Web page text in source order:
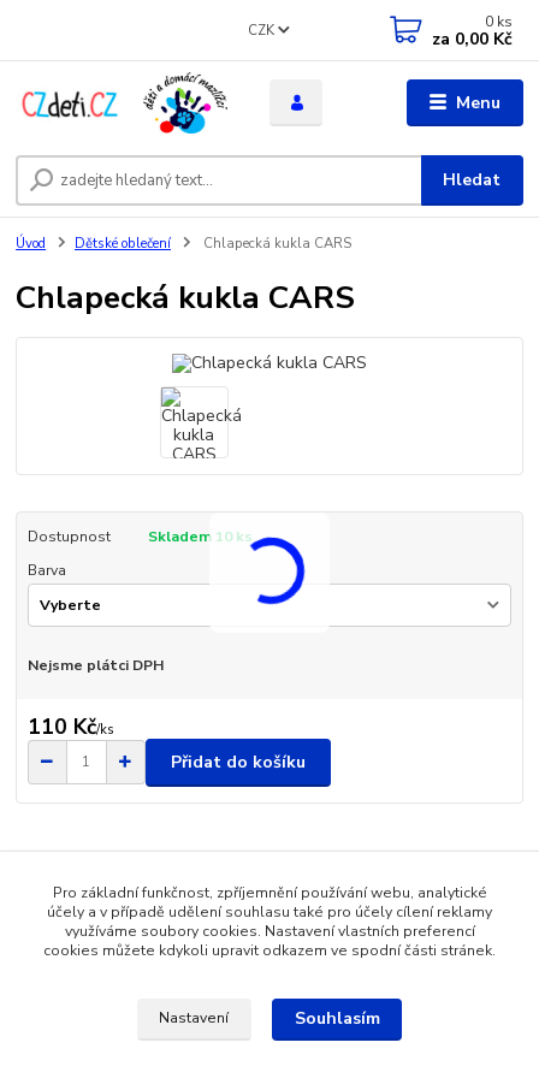
Menu
CZK
Hledat
0 ks
za 0,00 Kč
Úvod Dětské oblečení Chlapecká kukla CARS
Chlapecká kukla CARS
Dostupnost
Skladem 10 ks
Barva
Nejsme plátci DPH
110 Kč/ks
Přidat do košíku
Zboží zařazeno v kategoriích
Dětské oblečení
Pro základní funkčnost, zpříjemnění používání webu, analytické
účely a v případě udělení souhlasu také pro účely cílení reklamy
využíváme soubory cookies. Nastavení vlastních preferencí
cookies můžete kdykoli upravit odkazem ve spodní části stránek.
Nastavení Souhlasím